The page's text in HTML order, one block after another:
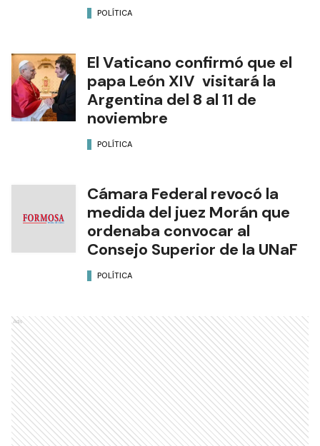
POLÍTICA
El Vaticano confirmó que el
papa León XIV visitará la
Argentina del 8 al 11 de
noviembre
POLÍTICA
Cámara Federal revocó la
medida del juez Morán que
ordenaba convocar al
Consejo Superior de la UNaF
POLÍTICA
Ads